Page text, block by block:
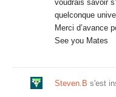
voudrais savoir
quelconque
Merci d’avance
See you Mates
Steven.B s'est